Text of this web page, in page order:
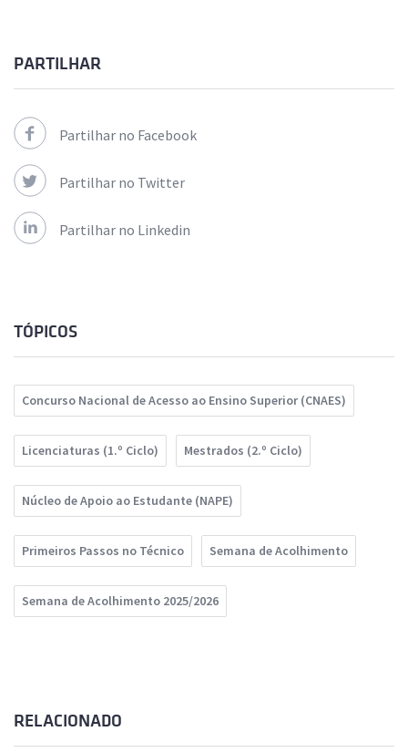
PARTILHAR
Partilhar no Facebook
Partilhar no Twitter
Partilhar no Linkedin
TÓPICOS
Concurso Nacional de Acesso ao Ensino Superior (CNAES)
Licenciaturas (1.º Ciclo) Mestrados (2.º Ciclo)
Núcleo de Apoio ao Estudante (NAPE)
Primeiros Passos no Técnico Semana de Acolhimento
Semana de Acolhimento 2025/2026
RELACIONADO